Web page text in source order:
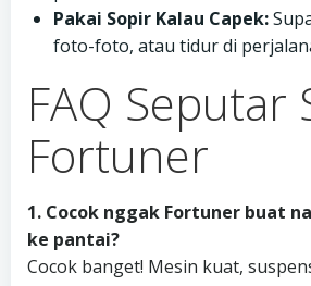
Pakai Sopir Kalau Capek:
foto-foto, atau tidur di
FAQ Seputar
Fortuner
1. Cocok nggak Fortuner buat
ke pantai?
Cocok banget! Mesin kuat,